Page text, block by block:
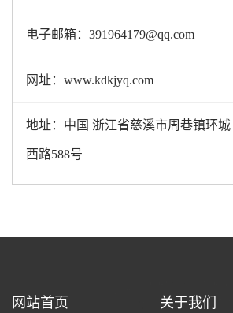
电子邮箱：391964179@qq.com
网址：www.kdkjyq.com
地址：中国 浙江省慈溪市周巷镇环城
西路588号
网站首页 关于我们